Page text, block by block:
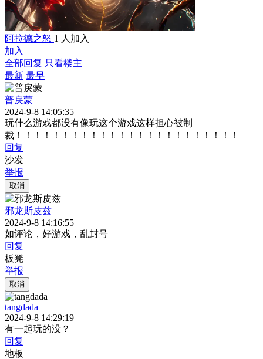
阿拉德之怒 1 人加入
加入
全部回复 只看楼主
最新 最早
普戾蒙
2024-9-8 14:05:35
玩什么游戏都没有像玩这个游戏这样担心被制
裁！！！！！！！！！！！！！！！！！！！！！！！！
回复
沙发
举报
取消
邪龙斯皮兹
2024-9-8 14:16:55
如评论，好游戏，乱封号
回复
板凳
举报
取消
tangdada
2024-9-8 14:29:19
有一起玩的没？
回复
地板